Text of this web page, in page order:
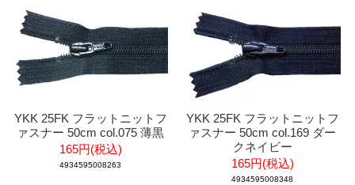
YKK 25FK フラットニットフ
ァスナー 50cm col.075 薄黒
165円(税込)
4934595008263
YKK 25FK フラットニットフ
ァスナー 50cm col.169 ダー
クネイビー
165円(税込)
4934595008348